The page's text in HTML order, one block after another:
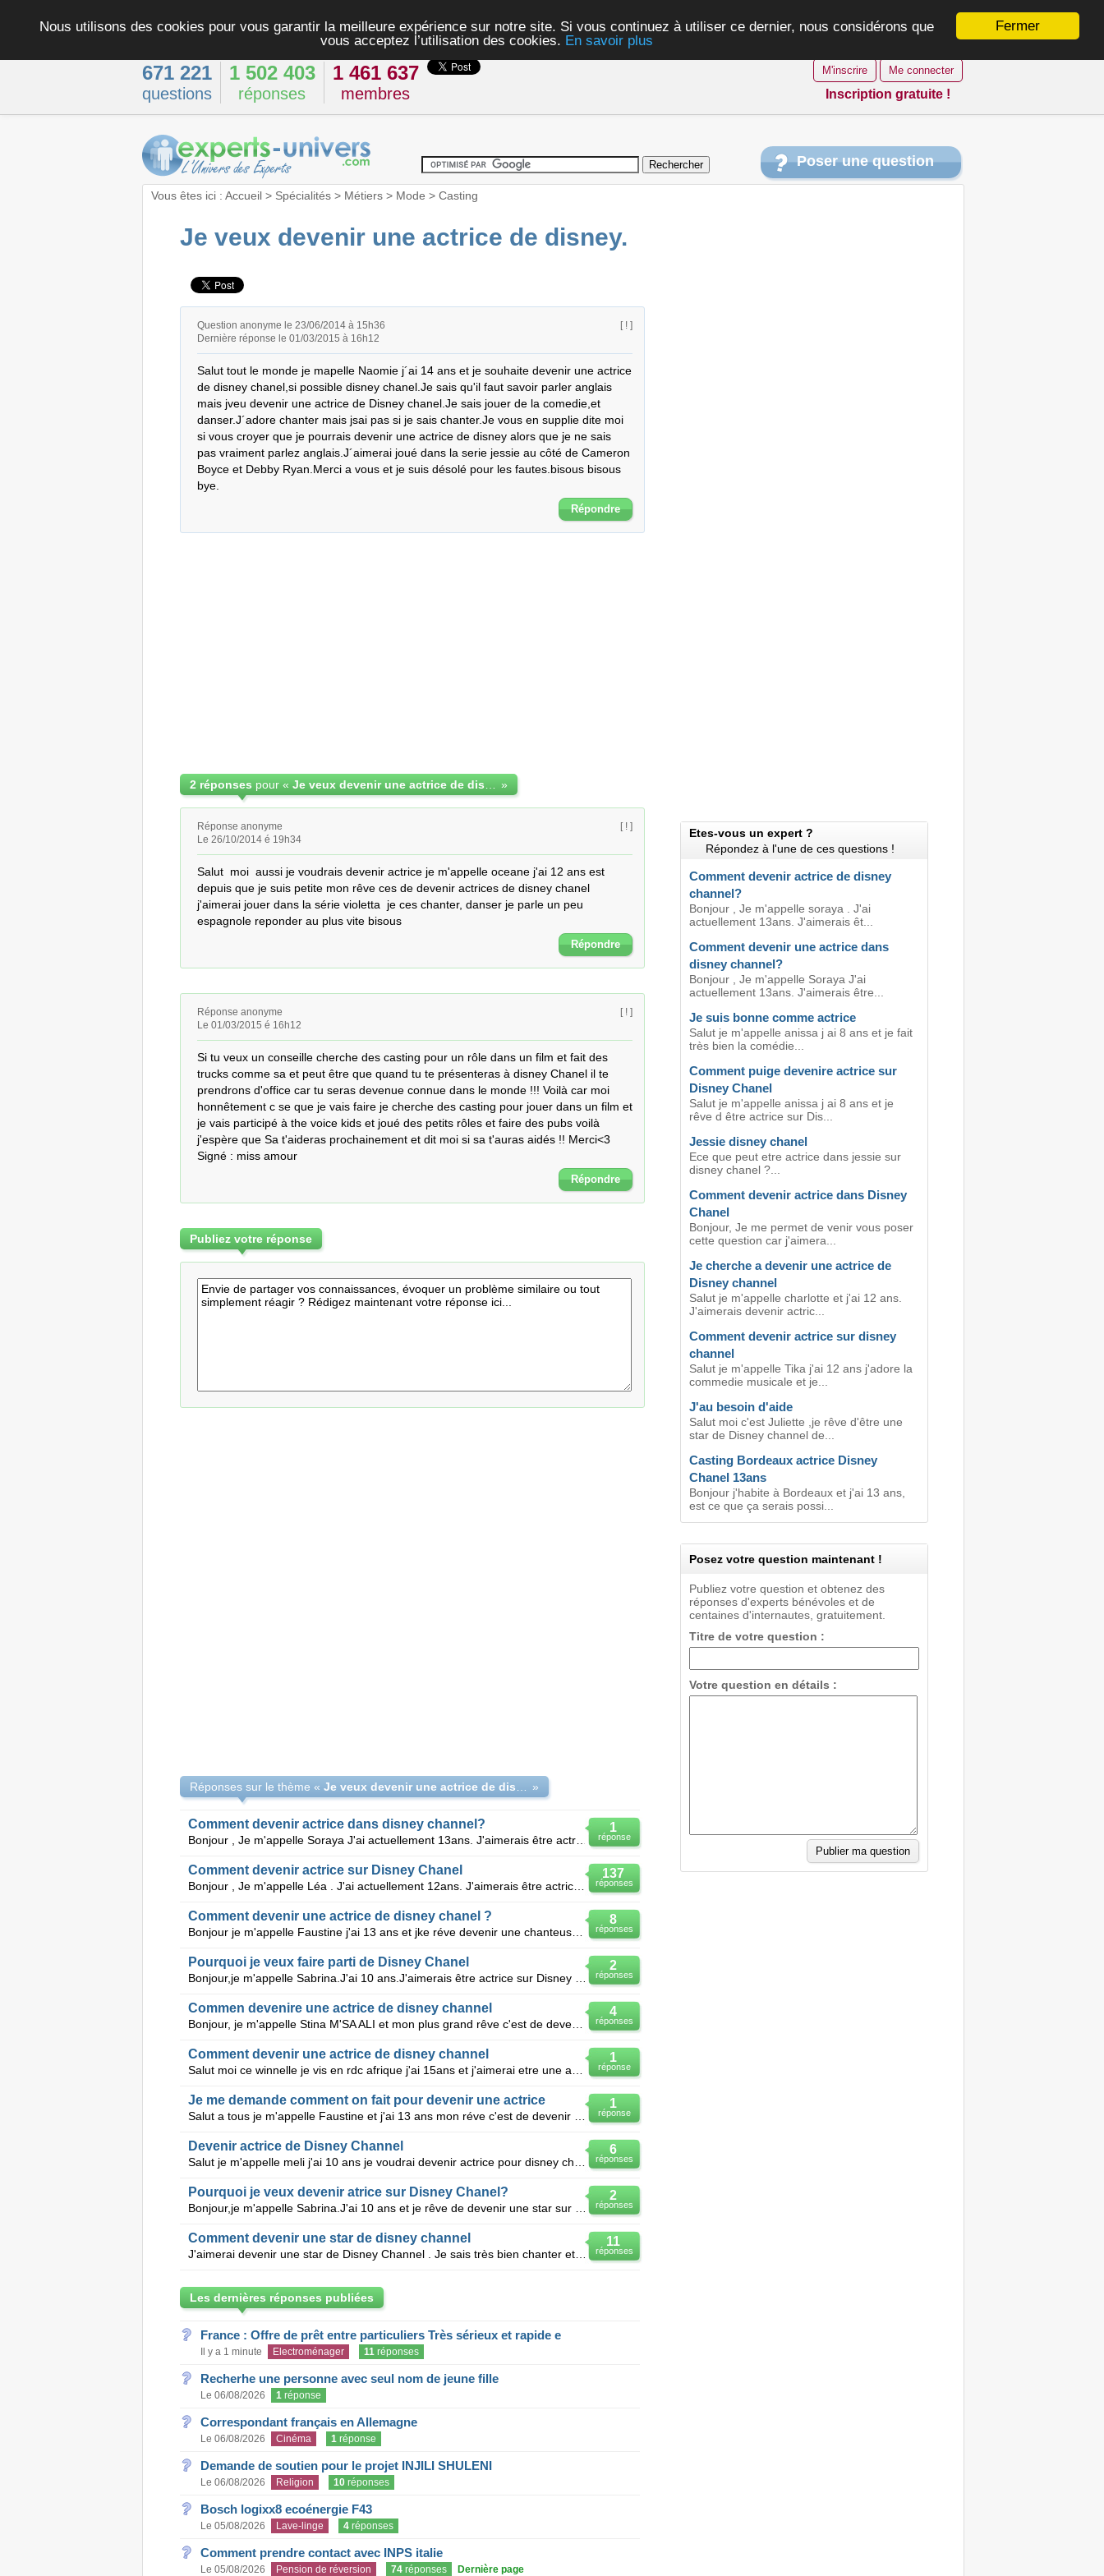
Fermer
Nous utilisons des cookies pour vous garantir la meilleure expérience sur notre site. Si vous continuez à utiliser ce dernier, nous considérons que
vous acceptez l’utilisation des cookies. En savoir plus
671 221
questions
1 502 403
réponses
1 461 637
membres
M'inscrire Me connecter
Inscription gratuite !
Poser une question
Vous êtes ici : Accueil> Spécialités> Métiers> Mode > Casting
Je veux devenir une actrice de disney.
Question anonyme le 23/06/2014 à 15h36
Dernière réponse le 01/03/2015 à 16h12
[ ! ]
Salut tout le monde je mapelle Naomie j´ai 14 ans et je souhaite devenir une actrice
de disney chanel,si possible disney chanel.Je sais qu'il faut savoir parler anglais
mais jveu devenir une actrice de Disney chanel.Je sais jouer de la comedie,et
danser.J´adore chanter mais jsai pas si je sais chanter.Je vous en supplie dite moi
si vous croyer que je pourrais devenir une actrice de disney alors que je ne sais
pas vraiment parlez anglais.J´aimerai joué dans la serie jessie au côté de Cameron
Boyce et Debby Ryan.Merci a vous et je suis désolé pour les fautes.bisous bisous
bye.
Répondre
2 réponses pour « »
Réponse anonyme
Le 26/10/2014 é 19h34
[ ! ]
Salut  moi  aussi je voudrais devenir actrice je m'appelle oceane j'ai 12 ans est
depuis que je suis petite mon rêve ces de devenir actrices de disney chanel
j'aimerai jouer dans la série violetta  je ces chanter, danser je parle un peu
espagnole reponder au plus vite bisous
Répondre
Réponse anonyme
Le 01/03/2015 é 16h12
[ ! ]
Si tu veux un conseille cherche des casting pour un rôle dans un film et fait des
trucks comme sa et peut être que quand tu te présenteras à disney Chanel il te
prendrons d'office car tu seras devenue connue dans le monde !!! Voilà car moi
honnêtement c se que je vais faire je cherche des casting pour jouer dans un film et
je vais participé à the voice kids et joué des petits rôles et faire des pubs voilà
j'espère que Sa t'aideras prochainement et dit moi si sa t'auras aidés !! Merci<3
Signé : miss amour
Répondre
Publiez votre réponse
Réponses sur le thème « »
1
réponse
Comment devenir actrice dans disney channel?
Bonjour , Je m'appelle Soraya J'ai actuellement 13ans. J'aimerais être actrice sur Disney Chanel . J
137
réponses
Comment devenir actrice sur Disney Chanel
Bonjour , Je m'appelle Léa . J'ai actuellement 12ans. J'aimerais être actrice sur Disney Chanel . J'
8
réponses
Comment devenir une actrice de disney chanel ?
Bonjour je m'appelle Faustine j'ai 13 ans et jke réve devenir une chanteuse , danseuse et actrice co
2
réponses
Pourquoi je veux faire parti de Disney Chanel
4
réponses
Commen devenire une actrice de disney channel
Bonjour, je m'appelle Stina M'SA ALI et mon plus grand rêve c'est de devenir actrice. J'aimerais bea
1
réponse
Comment devenir une actrice de disney channel
1
réponse
Je me demande comment on fait pour devenir une actrice
6
réponses
Devenir actrice de Disney Channel
2
réponses
Pourquoi je veux devenir atrice sur Disney Chanel?
11
réponses
Comment devenir une star de disney channel
J'aimerai devenir une star de Disney Channel . Je sais très bien chanter et jouer la comédie . J'ado
Les dernières réponses publiées
France : Offre de prêt entre particuliers Très sérieux et rapide e
Il y a 1 minute Electroménager 11réponses
Recherhe une personne avec seul nom de jeune fille
Le 06/08/2026 1réponse
Correspondant français en Allemagne
Le 06/08/2026 Cinéma 1réponse
Demande de soutien pour le projet INJILI SHULENI
Le 06/08/2026 Religion 10réponses
Bosch logixx8 ecoénergie F43
Le 05/08/2026 Lave-linge 4réponses
Comment prendre contact avec INPS italie
Le 05/08/2026 Pension de réversion 74réponses Dernière page
Etes-vous un expert ?
Répondez à l'une de ces questions !
Comment devenir actrice de disney
channel?
Bonjour , Je m'appelle soraya . J'ai
actuellement 13ans. J'aimerais êt...
Comment devenir une actrice dans
disney channel?
Bonjour , Je m'appelle Soraya J'ai
actuellement 13ans. J'aimerais être...
Je suis bonne comme actrice
Salut je m'appelle anissa j ai 8 ans et je fait
très bien la comédie...
Comment puige devenire actrice sur
Disney Chanel
Salut je m'appelle anissa j ai 8 ans et je
rêve d être actrice sur Dis...
Jessie disney chanel
Ece que peut etre actrice dans jessie sur
disney chanel ?...
Comment devenir actrice dans Disney
Chanel
Bonjour, Je me permet de venir vous poser
cette question car j'aimera...
Je cherche a devenir une actrice de
Disney channel
Salut je m'appelle charlotte et j'ai 12 ans.
J'aimerais devenir actric...
Comment devenir actrice sur disney
channel
Salut je m'appelle Tika j'ai 12 ans j'adore la
commedie musicale et je...
J'au besoin d'aide
Salut moi c'est Juliette ,je rêve d'être une
star de Disney channel de...
Casting Bordeaux actrice Disney
Chanel 13ans
Bonjour j'habite à Bordeaux et j'ai 13 ans,
est ce que ça serais possi...
Posez votre question maintenant !
Publiez votre question et obtenez des
réponses d'experts bénévoles et de
centaines d'internautes, gratuitement.
Titre de votre question :
Votre question en détails :